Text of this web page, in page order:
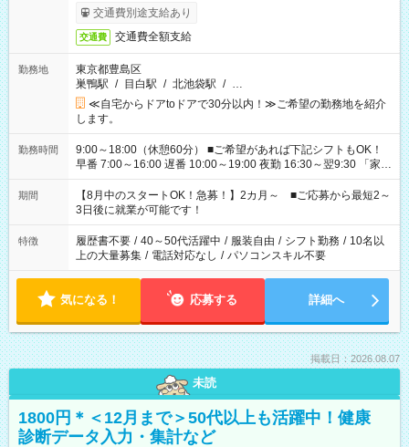
交通費別途支給あり
交通費 交通費全額支給
勤務地
東京都豊島区
巣鴨駅 / 目白駅 / 北池袋駅 / …
≪自宅からドアtoドアで30分以内！≫ご希望の勤務地を紹介
します。
勤務時間
9:00～18:00（休憩60分） ■ご希望があれば下記シフトもOK！
早番 7:00～16:00 遅番 10:00～19:00 夜勤 16:30～翌9:30 「家族
と休みを合わせたい」 「余裕を持って夕飯の準備がしたい」
「できれば残業はしたくない」 など、ご希望を教えてください
ね。 ※Wワーク希望の方へ 今ご覧のお仕事で希望する勤務時間
と、もう1つのお仕事の勤務時間。 合計で週40時間を超える場
合は応募できません。
期間
【8月中のスタートOK！急募！】2カ月～ ■ご応募から最短2～
3日後に就業が可能です！
特徴 履歴書不要 / 40～50代活躍中 / 服装自由 / シフト勤務 / 10名以
上の大量募集 / 電話対応なし / パソコンスキル不要
気になる！ 応募する 詳細へ
掲載日：2026.08.07
未読
1800円＊＜12月まで＞50代以上も活躍中！健康
診断データ入力・集計など